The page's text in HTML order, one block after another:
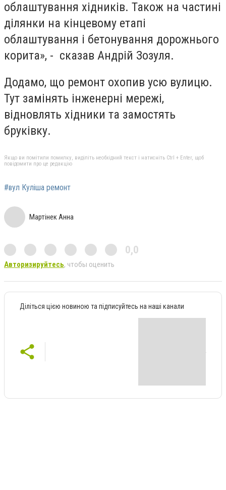
облаштування хідників. Також на частині
ділянки на кінцевому етапі
облаштування і бетонування дорожнього
корита», - сказав Андрій Зозуля.
Додамо, що ремонт охопив усю вулицю.
Тут замінять інженерні мережі,
відновлять хідники та замостять
бруківку.
Якщо ви помітили помилку, виділіть необхідний текст і натисніть Ctrl + Enter, щоб
повідомити про це редакцію
#вул Куліша ремонт
Мартінек Анна
0,0
Авторизируйтесь, чтобы оценить
Діліться цією новиною та підписуйтесь на наші канали